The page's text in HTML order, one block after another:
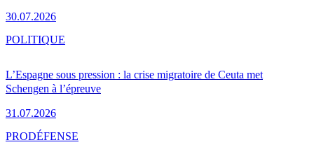
30.07.2026
L’Espagne sous pression : la crise migratoire de Ceuta met
Schengen à l’épreuve
31.07.2026
POLITIQUE
PRODÉFENSE